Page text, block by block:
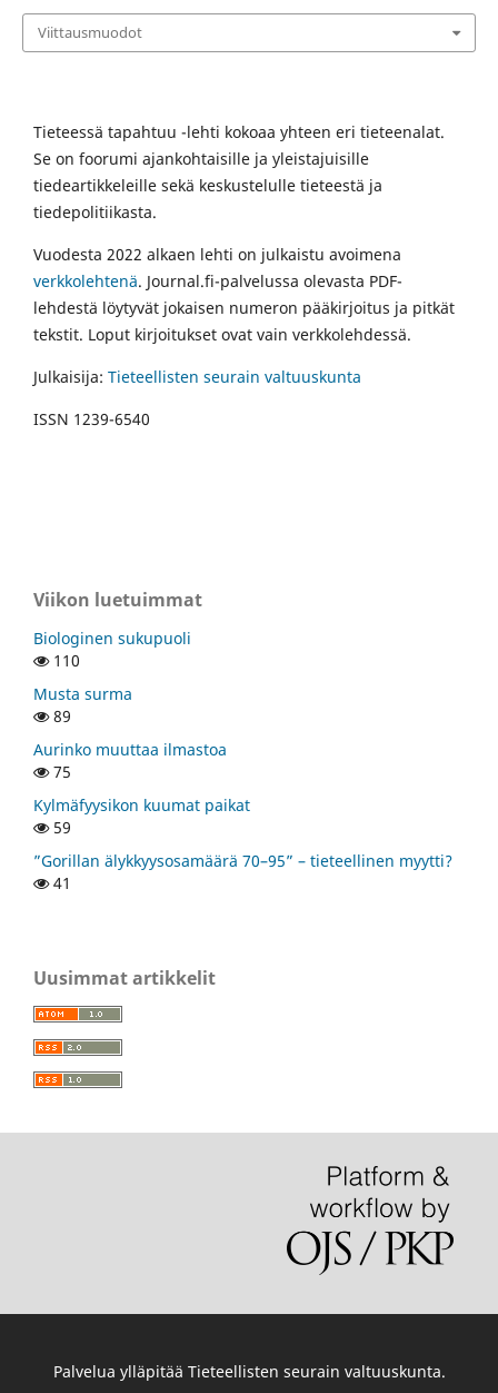
Viittausmuodot
Tieteessä tapahtuu -lehti kokoaa yhteen eri tieteenalat.
Se on foorumi ajankohtaisille ja yleistajuisille
tiedeartikkeleille sekä keskustelulle tieteestä ja
tiedepolitiikasta.
Vuodesta 2022 alkaen lehti on julkaistu avoimena
verkkolehtenä. Journal.fi-palvelussa olevasta PDF-
lehdestä löytyvät jokaisen numeron pääkirjoitus ja pitkät
tekstit. Loput kirjoitukset ovat vain verkkolehdessä.
Julkaisija: Tieteellisten seurain valtuuskunta
ISSN 1239-6540
Viikon luetuimmat
Biologinen sukupuoli
110
Musta surma
89
Aurinko muuttaa ilmastoa
75
Kylmäfyysikon kuumat paikat
59
”Gorillan älykkyysosamäärä 70–95” – tieteellinen myytti?
41
Uusimmat artikkelit
Palvelua ylläpitää Tieteellisten seurain valtuuskunta.